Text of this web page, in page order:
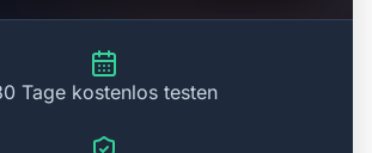
Tage kostenlos testen